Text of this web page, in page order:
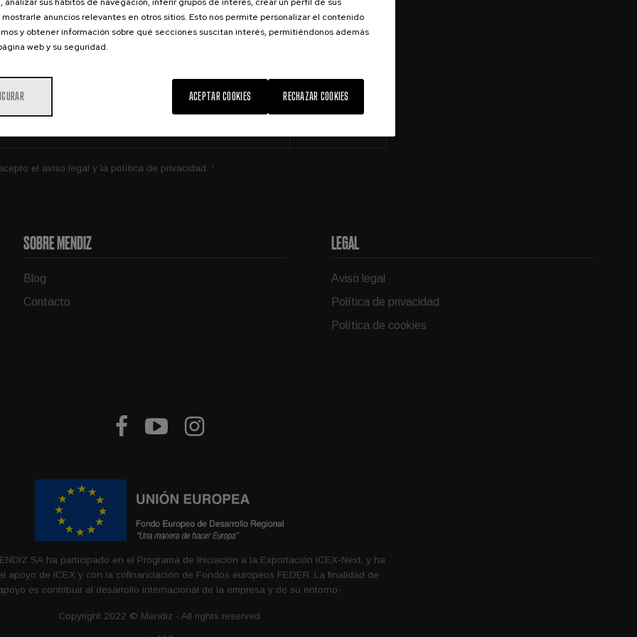
en tu correo electrónico ofertas especiales, noticias exclusivas sobre
el aviso legal y la política de privacidad. *
SOBRE MENDIZ
Blog
Contacto
LEGAL
Aviso legal
Política de privacidad
Política de cookies
  
SA ha participado en el Programa de Iniciación a la Exportación ICEX‐Next, y ha
apoyo de ICEX y con la cofinanciación de Fondos europeos FEDER. La finalidad de
es contribuir al desarrollo internacional de la empresa y de su entorno-.
Copyright 2022 © Mendiz - All rights reserved
anuncios relevantes en otros sitios. Esto nos permite personalizar el contenido
y obtener información sobre qué secciones suscitan interés, permitiéndonos además
web y su seguridad.
RECHAZAR COOKIES
ACEPTAR COOKIES